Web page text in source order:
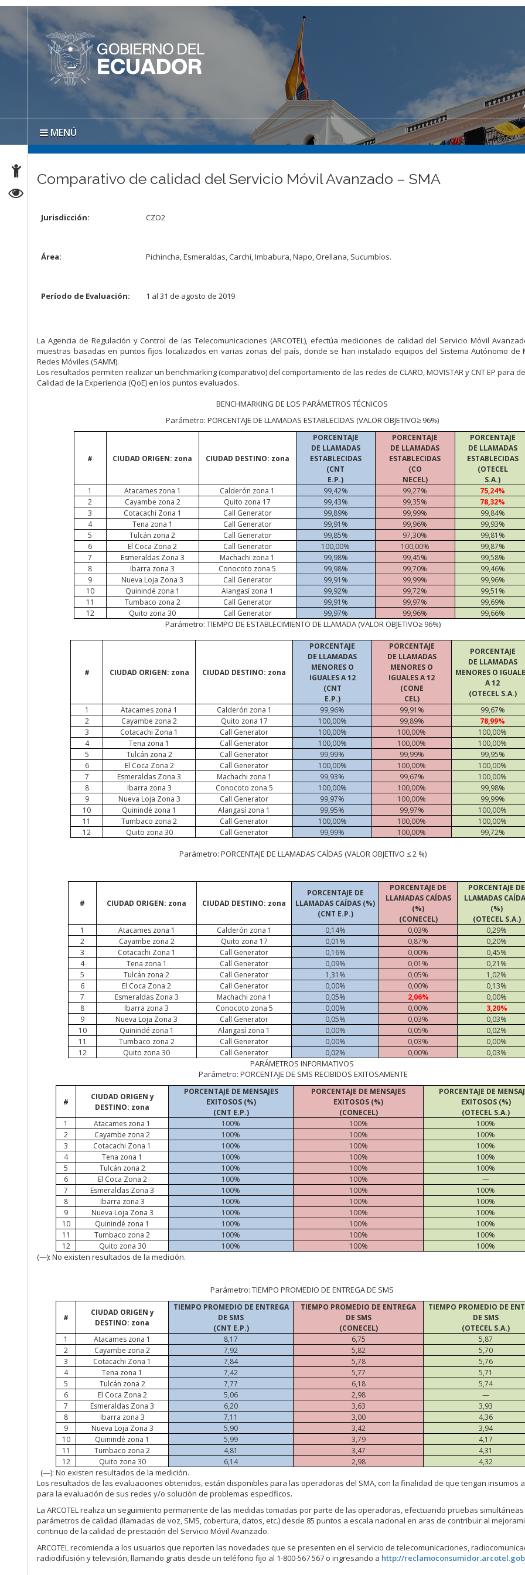
MENÚ
Comparativo de calidad del Servicio Móvil Avanzado – SMA
Jurisdicción: CZO2
Área: Pichincha, Esmeraldas, Carchi, Imbabura, Napo, Orellana, Sucumbíos.
Período de Evaluación: 1 al 31 de agosto de 2019
La Agencia de Regulación y Control de las Telecomunicaciones (ARCOTEL), efectúa mediciones de calidad del Servicio Móvil
muestras basadas en puntos fijos localizados en varias zonas del país, donde se han instalado equipos del Sistema Autónomo de
Redes Móviles (SAMM).
Los resultados permiten realizar un benchmarking (comparativo) del comportamiento de las redes de CLARO, MOVISTAR y CNT EP para
Calidad de la Experiencia (QoE) en los puntos evaluados.
BENCHMARKING DE LOS PARÁMETROS TÉCNICOS
Parámetro: PORCENTAJE DE LLAMADAS ESTABLECIDAS (VALOR OBJETIVO≥ 96%)
# CIUDAD ORIGEN: zona CIUDAD DESTINO: zona
PORCENTAJE
DE LLAMADAS
ESTABLECIDAS
(CNT
E.P.)
PORCENTAJE
DE LLAMADAS
ESTABLECIDAS
(CO
NECEL)
PORCENTAJE
DE LLAMADAS
ESTABLECIDAS
(OTECEL
S.A.)
1
Atacameszona 1 Calderón zona 1 99,42% 99,27%
75,24%
2
Cayambe zona 2 Quito zona 17 99,43% 99,35%
78,32%
3
Cotacachi Zona 1 Call Generator 99,89% 99,99%
99,84%
4
Tena zona 1 Call Generator 99,91% 99,96%
99,93%
5
Tulcán zona 2 Call Generator 99,85% 97,30%
99,81%
6
El Coca Zona 2 Call Generator 100,00% 100,00%
99,87%
7
Esmeraldas Zona 3 Machachi zona 1 99,98% 99,45%
99,58%
8
Ibarra zona 3 Conocoto zona 5 99,98% 99,70%
99,46%
9
Nueva Loja Zona 3 Call Generator 99,91% 99,99%
99,96%
10
Quinindé zona 1 Alangasí zona 1 99,92% 99,72%
99,51%
11
Tumbaco zona 2 Call Generator 99,91% 99,97%
99,69%
12
Quito zona 30 Call Generator 99,97% 99,96% 99,66%
Parámetro: TIEMPO DE ESTABLECIMIENTO DE LLAMADA (VALOR OBJETIVO≥ 96%)
# CIUDAD ORIGEN: zona CIUDAD DESTINO: zona
PORCENTAJE
DE LLAMADAS
MENORES O
IGUALES A 12
(CNT
E.P.)
PORCENTAJE
DE LLAMADAS
MENORES O
IGUALES A 12
(CONE
CEL)
PORCENTAJE
DE LLAMADAS
MENORES O
A 12
(OTECEL S.A.)
1
Atacames zona 1 Calderón zona 1 99,96% 99,91%
99,67%
2
Cayambe zona 2 Quito zona 17 100,00% 99,89%
78,99%
3
Cotacachi Zona 1 Call Generator 100,00% 100,00%
100,00%
4
Tena zona 1 Call Generator 100,00% 100,00%
100,00%
5
Tulcán zona 2 Call Generator 99,99% 99,99%
99,95%
6
El Coca Zona 2 Call Generator 100,00% 100,00%
100,00%
7
Esmeraldas Zona 3 Machachi zona 1 99,93% 99,67%
100,00%
8
Ibarra zona 3 Conocoto zona 5 100,00% 100,00%
99,98%
9
Nueva Loja Zona 3 Call Generator 99,97% 100,00%
99,99%
10
Quinindé zona 1 Alangasí zona 1 99,95% 99,97%
100,00%
11
Tumbaco zona 2 Call Generator 100,00% 100,00%
100,00%
12
Quito zona 30 Call Generator 99,99% 100,00% 99,72%
Parámetro: PORCENTAJE DE LLAMADAS CAÍDAS (VALOR OBJETIVO ≤ 2 %)
# CIUDAD ORIGEN: zona CIUDAD DESTINO: zona
PORCENTAJE DE
LLAMADAS CAÍDAS (%)
(CNT E.P.)
PORCENTAJE DE
LLAMADAS CAÍDAS
(%)
(CONECEL)
PORCENTAJE DE
LLAMADAS
(%)
(OTECEL S.A.)
1
Atacameszona 1 Calderón zona 1 0,14% 0,03%
0,29%
2
Cayambe zona 2 Quito zona 17 0,01% 0,87%
0,20%
3
Cotacachi Zona 1 Call Generator 0,16% 0,00%
0,45%
4
Tena zona 1 Call Generator 0,09% 0,01%
0,21%
5
Tulcán zona 2 Call Generator 1,31% 0,05%
1,02%
6
El Coca Zona 2 Call Generator 0,00% 0,00%
0,13%
7
Esmeraldas Zona 3 Machachi zona 1 0,05% 2,06%
0,00%
8
Ibarra zona 3 Conocoto zona 5 0,00% 0,00%
3,20%
9
Nueva Loja Zona 3 Call Generator 0,05% 0,03%
0,03%
10
Quinindé zona 1 Alangasí zona 1 0,00% 0,05%
0,02%
11
Tumbaco zona 2 Call Generator 0,00% 0,03%
0,00%
12
Quito zona 30 Call Generator 0,02% 0,00% 0,03%
PARÁMETROS INFORMATIVOS
Parámetro: PORCENTAJE DE SMS RECIBIDOS EXITOSAMENTE
#
CIUDAD ORIGEN y
DESTINO: zona
PORCENTAJE DE MENSAJES
EXITOSOS (%)
(CNT E.P.)
PORCENTAJE DE MENSAJES
EXITOSOS (%)
(CONECEL)
PORCENTAJE DE
EXITOSOS (%)
(OTECEL S.A.)
1
Atacames zona 1 100% 100%
100%
2
Cayambe zona 2 100% 100%
100%
3
Cotacachi Zona 1 100% 100%
100%
4
Tena zona 1 100% 100%
100%
5
Tulcán zona 2 100% 100%
100%
6
El Coca Zona 2 100% 100%
—
7
Esmeraldas Zona 3 100% 100%
100%
8
Ibarra zona 3 100% 100%
100%
9
Nueva Loja Zona 3 100% 100%
100%
10
Quinindé zona 1 100% 100%
100%
11
Tumbaco zona 2 100% 100%
100%
12
Quito zona 30 100% 100% 100%
(—):No existen resultados de la medición.
Parámetro: TIEMPO PROMEDIO DE ENTREGA DE SMS
#
CIUDAD ORIGEN y
DESTINO: zona
TIEMPO PROMEDIO DE ENTREGA
DE SMS
(CNT E.P.)
TIEMPO PROMEDIO DE ENTREGA
DE SMS
(CONECEL)
TIEMPO PROMEDIO DE
DE SMS
(OTECEL S.A.)
1
Atacames zona 1 8,17 6,75
5,87
2
Cayambe zona 2 7,92 5,82
5,70
3
Cotacachi Zona 1 7,84 5,78
5,76
4
Tena zona 1 7,42 5,77
5,71
5
Tulcán zona 2 7,77 6,18
5,74
6
El Coca Zona 2 5,06 2,98
—
7
Esmeraldas Zona 3 6,20 3,63
3,93
8
Ibarra zona 3 7,11 3,00
4,36
9
Nueva Loja Zona 3 5,90 3,42
3,94
10
Quinindé zona 1 5,99 3,79
4,17
11
Tumbaco zona 2 4,81 3,47
4,31
12
Quito zona 30 6,14 2,98 4,32
(—):No existen resultados de la medición.
Los resultados de las evaluaciones obtenidos, están disponibles para las operadoras del SMA, con la finalidad de que tengan insumos
para la evaluación de sus redes y/o solución de problemas específicos.
La ARCOTEL realiza un seguimiento permanente de las medidas tomadas por parte de las operadoras, efectuando pruebas
parámetros de calidad (llamadas de voz, SMS, cobertura, datos, etc.) desde 85 puntos a escala nacional en aras de contribuir al
continuo de la calidad de prestación del Servicio Móvil Avanzado.
ARCOTEL recomienda a los usuarios que reporten las novedades que se presenten en el servicio de telecomunicaciones,
radiodifusión y televisión, llamando gratis desde un teléfono fijo al 1-800-567 567 o ingresando a http://